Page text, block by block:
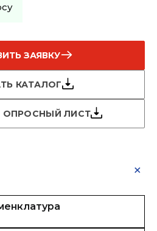
ЗАЯВКУ
КАТАЛОГ
ОПРОСНЫЙ ЛИСТ